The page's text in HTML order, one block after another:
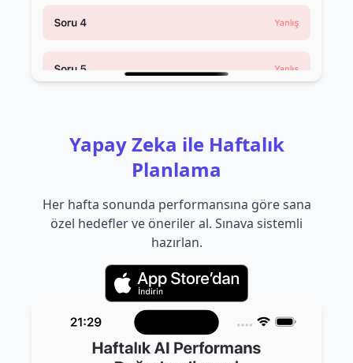
Yapay Zeka ile Haftalık
Planlama
Her hafta sonunda performansına göre sana
özel hedefler ve öneriler al. Sınava sistemli
hazırlan.